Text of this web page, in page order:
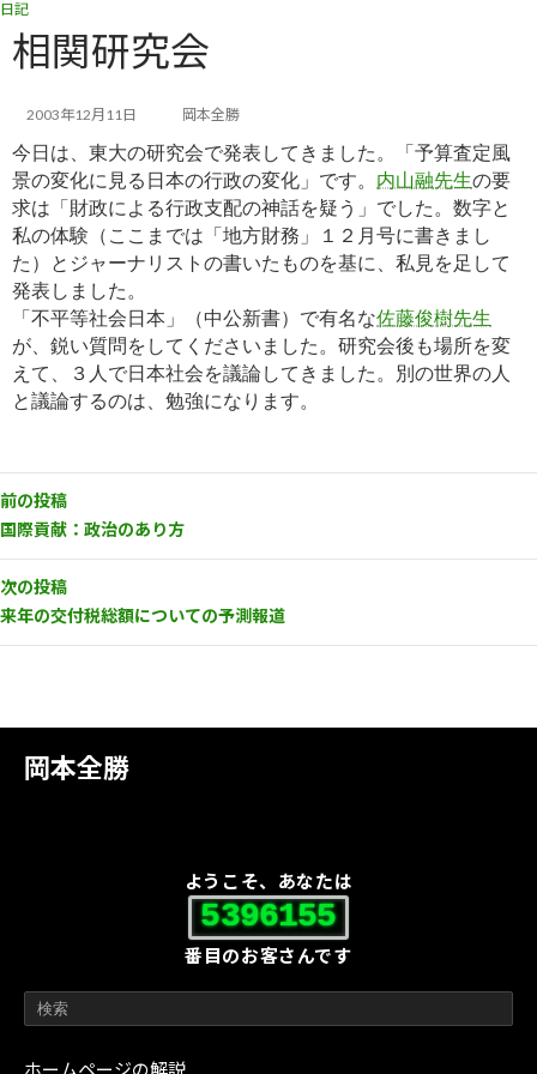
コ
テ
ス
キ
ッ
プ
ナ
ゲ
ン
に
移
動
岡本全勝
ようこそ、あなたは
5396155
番目のお客さんです
ホームページの解説
日記
相関研究会
2003年12月11日 岡本全勝
今日は、東大の研究会で発表してきました。「予算査定風
景の変化に見る日本の行政の変化」です。 内山融先生の要
求は「財政による行政支配の神話を疑う」でした。数字と
私の体験（ここまでは 「地方財務」１２月号に書きまし
た）とジャーナリストの書いたものを基に、私見を足して
発表しました。
「不平等社会日本」（中公新書）で有名な佐藤俊樹先生
が、鋭い質問をしてくださいました。研究会後も場所を変
えて、３人で日本社会を議論してきました。別の世界の人
と議論するのは、勉強になります。
前の投稿
国際貢献：政治のあり方
次の投稿
来年の交付税総額についての予測報道